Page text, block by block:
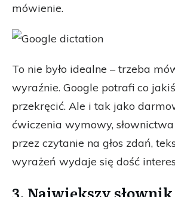
mówienie.
To nie było idealne – trzeba
wyraźnie. Google potrafi co
przekręcić. Ale i tak jako
ćwiczenia wymowy,
przez czytanie na głos zdań,
wyrażeń wydaje się dość
3. Największy słownik